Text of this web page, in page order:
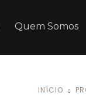
Quem Somos
INÍCIO